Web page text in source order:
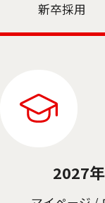
新卒採用
2027